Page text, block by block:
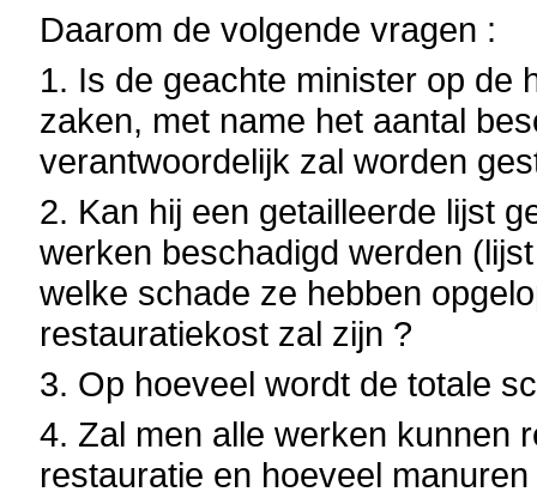
Daarom de volgende vragen :
1. Is de geachte minister op de
zaken, met name het aantal
verantwoordelijk zal worden
2. Kan hij een getailleerde lijst
werken beschadigd werden
welke schade ze hebben
restauratiekost zal zijn ?
3. Op hoeveel wordt de totale
4. Zal men alle werken kunnen
restauratie en hoeveel